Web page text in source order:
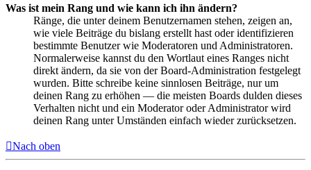
Was ist mein Rang und wie kann ich ihn ändern?
Ränge, die unter deinem Benutzernamen stehen, zeigen an,
wie viele Beiträge du bislang erstellt hast oder identifizieren
bestimmte Benutzer wie Moderatoren und Administratoren.
Normalerweise kannst du den Wortlaut eines Ranges nicht
direkt ändern, da sie von der Board-Administration festgelegt
wurden. Bitte schreibe keine sinnlosen Beiträge, nur um
deinen Rang zu erhöhen — die meisten Boards dulden dieses
Verhalten nicht und ein Moderator oder Administrator wird
deinen Rang unter Umständen einfach wieder zurücksetzen.
Nach oben